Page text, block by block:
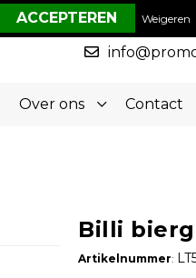
050-5773636
Over ons Contact
Billi
Artikelnummer:
Weigeren